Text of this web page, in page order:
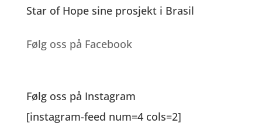
Star of Hope sine prosjekt i Brasil
Følg oss på Facebook
Følg oss på Instagram
[instagram-feed num=4 cols=2]